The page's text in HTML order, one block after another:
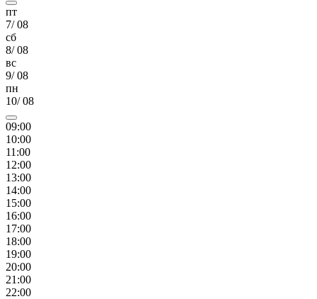
пт
7/08
сб
8/08
вс
9/08
пн
10/08
09:00
10:00
11 :00
12:00
13:00
14:00
15:00
16:00
17:00
18:00
19:00
20:00
21 :00
22:00